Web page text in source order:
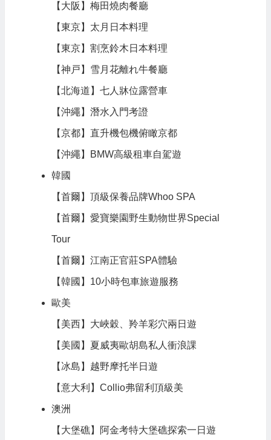
【大阪】梅田燒肉餐廳
【東京】太月日本料理
【東京】割烹鈴木日本料理
【神戸】雪月花離れ牛餐廳
【北海道】七人牀位露營車
【沖繩】潛水入門考證
【京都】直升機包機俯瞰京都
【沖繩】BMW高級租車自駕遊
韓國
【首爾】頂級保養品牌Whoo SPA
【首爾】愛寶樂園野生動物世界Special
Tour
【首爾】江南正官莊SPA體驗
【韓國】10小時包車旅遊服務
歐美
【美西】大峽穀、羚羊彩穴兩日遊
【美國】夏威夷歐胡島私人衝浪課
【冰島】越野摩托半日遊
【意大利】Collio弗留利頂級美
澳洲
【大堡礁】阿金考特大堡礁探索一日遊